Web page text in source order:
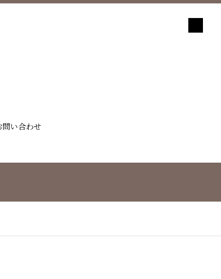
問い合わせ